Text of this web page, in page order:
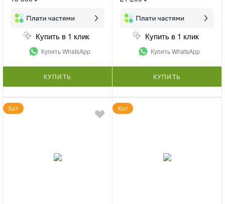
Купить в 1 клик
Купить WhatsApp
КУПИТЬ
Купить в 1 клик
Купить WhatsApp
КУПИТЬ
Хит Хит